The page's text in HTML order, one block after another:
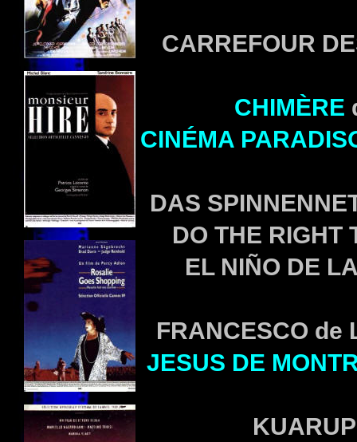
CARREFOUR
CHIMÈRE
CINÉMA
DAS
DO THE
EL NIÑO DE
FRANCESCO de
JESUS DE